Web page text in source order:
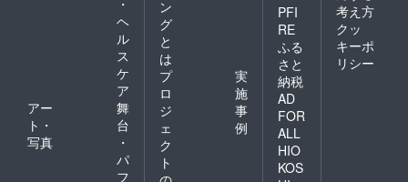
ヘ
ル
ス
ケ
ア
アー
ト・
写真
舞
台
・
パ
フ
ン
グ
と
は
プ
ロ
ジ
ェ
ク
ト
実
施
事
例
PFI
RE
ふる
さと
納税
AD
FOR
ALL
HIO
KOS
考え方
クッ
キーポ
リシー